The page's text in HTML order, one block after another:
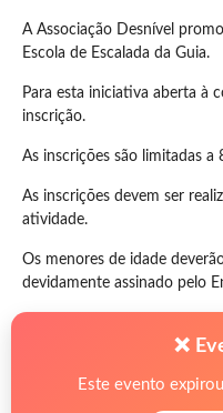
A Associação Desnível
Escola de Escalada da Guia.
Para esta iniciativa aberta à
inscrição.
As inscrições são limitadas a
As inscrições devem ser
atividade.
Os menores de idade
devidamente assinado pelo
❌
Este evento